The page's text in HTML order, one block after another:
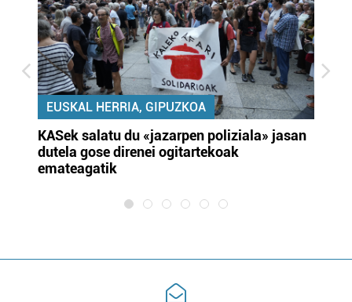
EUSKAL HERRIA, GIPUZKOA
KASek salatu du «jazarpen poliziala» jasan
dutela gose direnei ogitartekoak
emateagatik